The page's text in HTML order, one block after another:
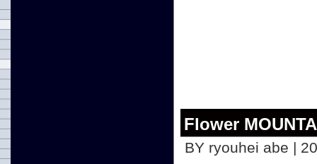
Flower
BY ryouhei abe |